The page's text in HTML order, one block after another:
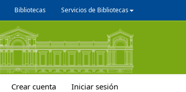
Bibliotecas Servicios de Bibliotecas
Crear cuenta Iniciar sesión